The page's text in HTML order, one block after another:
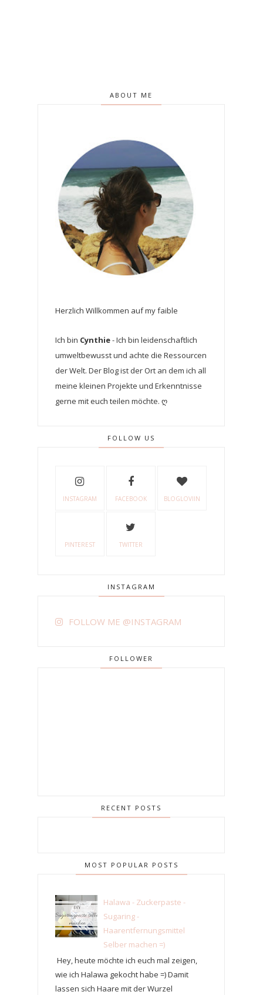
ABOUT ME
Herzlich Willkommen auf my faible
Ich bin Cynthie- Ich bin leidenschaftlich
umweltbewusst und achte die Ressourcen
der Welt. Der Blog ist der Ort an dem ich all
meine kleinen Projekte und Erkenntnisse
gerne mit euch teilen möchte. ღ
FOLLOW US
INSTAGRAM FACEBOOK BLOGLOVIIN
PINTEREST TWITTER
INSTAGRAM
FOLLOW ME @INSTAGRAM
FOLLOWER
RECENT POSTS
MOST POPULAR POSTS
Halawa - Zuckerpaste -
Sugaring -
Haarentfernungsmittel
Selber machen =)
Hey, heute möchte ich euch mal zeigen,
wie ich Halawa gekocht habe =) Damit
lassen sich Haare mit der Wurzel